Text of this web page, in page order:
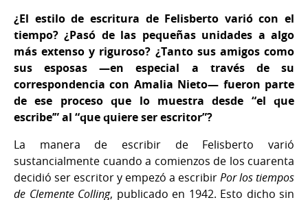
¿El estilo de escritura de Felisberto varió con el
tiempo? ¿Pasó de las pequeñas unidades a algo
más extenso y riguroso? ¿Tanto sus amigos como
sus esposas —en especial a través de su
correspondencia con Amalia Nieto— fueron parte
de ese proceso que lo muestra desde “el que
escribe’” al “que quiere ser escritor”?
La manera de escribir de Felisberto varió
sustancialmente cuando a comienzos de los cuarenta
decidió ser escritor y empezó a escribirPor los tiempos
de Clemente Colling, publicado en 1942. Esto dicho sin